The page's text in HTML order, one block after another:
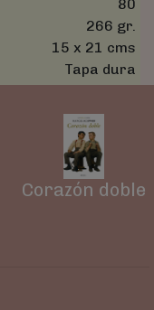
80
266 gr.
15 x 21 cms
Tapa dura
Corazón doble